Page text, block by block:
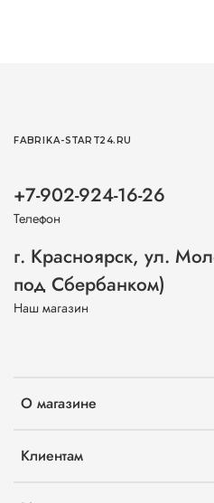
О магазине
Клиентам
FABRIKA-START24.RU
+7-902-924-16-26
Телефон
г. Красноярск, ул.
под Сбербанком)
Наш магазин